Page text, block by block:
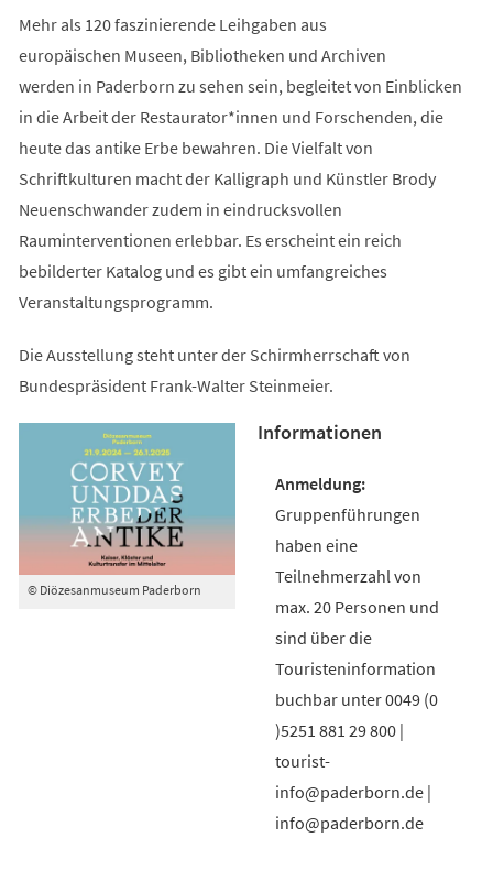
Mehr als 120 faszinierende Leihgaben aus
europäischen Museen, Bibliotheken und Archiven
werden in Paderborn zu sehen sein, begleitet von Einblicken
in die Arbeit der Restaurator*innen und Forschenden, die
heute das antike Erbe bewahren. Die Vielfalt von
Schriftkulturen macht der Kalligraph und Künstler Brody
Neuenschwander zudem in eindrucksvollen
Rauminterventionen erlebbar. Es erscheint ein reich
bebilderter Katalog und es gibt ein umfangreiches
Veranstaltungsprogramm.
Die Ausstellung steht unter der Schirmherrschaft von
Bundespräsident Frank-Walter Steinmeier.
© Diözesanmuseum Paderborn
Informationen
Gruppenführungen
haben eine
Teilnehmerzahl von
max. 20 Personen und
sind über die
Touristeninformation
buchbar unter 0049 (0
)5251 881 29 800 |
tourist-
info@paderborn.de |
info@paderborn.de